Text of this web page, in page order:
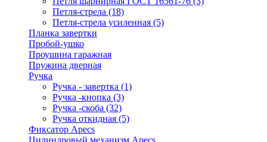
Петля-стрела (18)
Петля-стрела усиленная (5)
Планка завертки
Пробой-ушко
Проушина гаражная
Пружина дверная
Ручка
Ручка - завертка (1)
Ручка -кнопка (3)
Ручка -скоба (32)
Ручка откидная (5)
Фиксатор Apecs
Цилиндровый механизм Apecs